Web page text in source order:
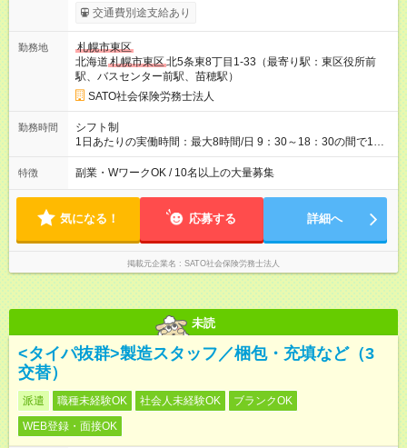
入に合わせて働くことができます。 【給与・評価制度】 時給
1，150円～ ＋ 交通費支給（月2万5000円まで） ★時給1，150
生モノの専門スキル」や「家庭と両立できる働きやすさ」も、
私たちがご提供できる大切な価値だと考えています。 ★頑張り
はしっかり時給に反映！ できる業務が増えたり、後輩の指導を
したり…といった頑張りや成長は、きちんと評価し、昇給とい
う形で還元します。（例：入社1年で時給50円UPした先輩
も！） 【収入例】 ◇月収9万2000円（扶養内で働きたいAさん）
└時給1150円×1日5時間×週4日勤務 ◇月収18万4000円（フルタ
勤務 【試用期間】試用期間なし
交通費別途支給あり
勤務地
札幌市東区
北海道 札幌市東区北5条東8丁目1-33（最寄り駅：東区役所前
駅、バスセンター前駅、苗穂駅）
SATO社会保険労務士法人
勤務時間
シフト制
1日あたりの実働時間：最大8時間/日 9：30～18：30の間で1日5
～8時間（週15時間～40時間以内）、週3日～OK！ ※30分単位
で選択可。途中変更可。 ＜選べる勤務シフト例＞ 下記以外も可
分） 10：00～14：00（休憩無） 13：00～18：00（休憩無）
等
特徴 副業・WワークOK / 10名以上の大量募集
気になる！ 応募する 詳細へ
掲載元企業名 SATO社会保険労務士法人
未読
<タイパ抜群>製造スタッフ／梱包・充填など（3
交替）
派遣 職種未経験OK 社会人未経験OK
ブランクOK
WEB登録・面接OK